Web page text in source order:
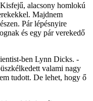
alacsony homlokú
Majdnem
Pár lépésnyire
és egy pár verekedő
ben Lynn Dicks. -
valami nagy
tudott. De lehet, hogy ő